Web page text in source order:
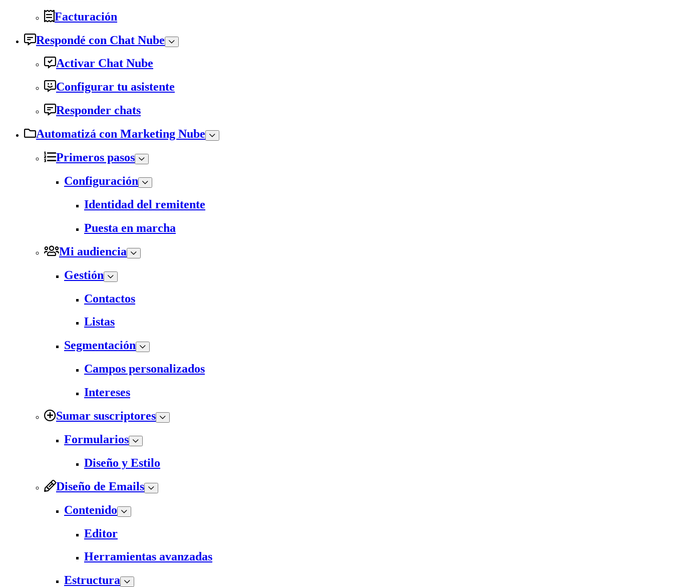
Facturación
Respondé con Chat Nube
Activar Chat Nube
Configurar tu asistente
Responder chats
Automatizá con Marketing Nube
Primeros pasos
Configuración
Identidad del remitente
Puesta en marcha
Mi audiencia
Gestión
Contactos
Listas
Segmentación
Campos personalizados
Intereses
Sumar suscriptores
Formularios
Diseño y Estilo
Diseño de Emails
Contenido
Editor
Herramientas avanzadas
Estructura